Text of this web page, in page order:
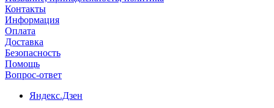
Контакты
Информация
Оплата
Доставка
Безопасность
Помощь
Вопрос-ответ
Яндекс.Дзен